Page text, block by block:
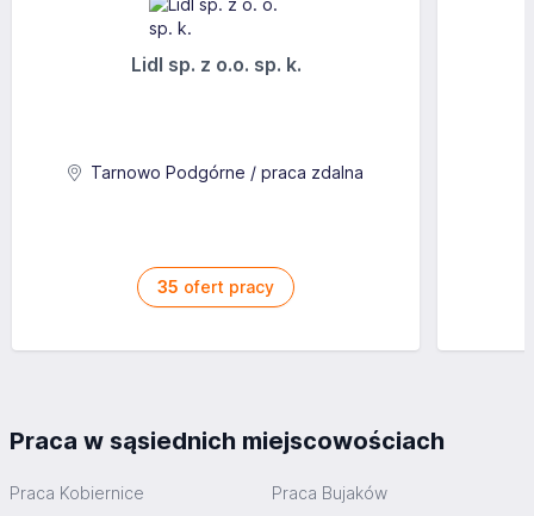
Lidl sp. z o.o. sp. k.
Tarnowo Podgórne / praca zdalna
35 ofert pracy
Praca w sąsiednich miejscowościach
Praca Kobiernice Praca Bujaków